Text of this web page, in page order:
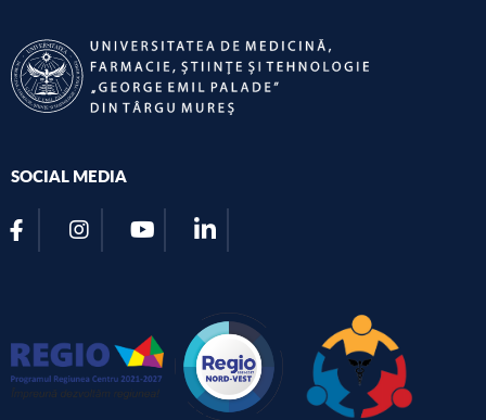
SOCIAL MEDIA